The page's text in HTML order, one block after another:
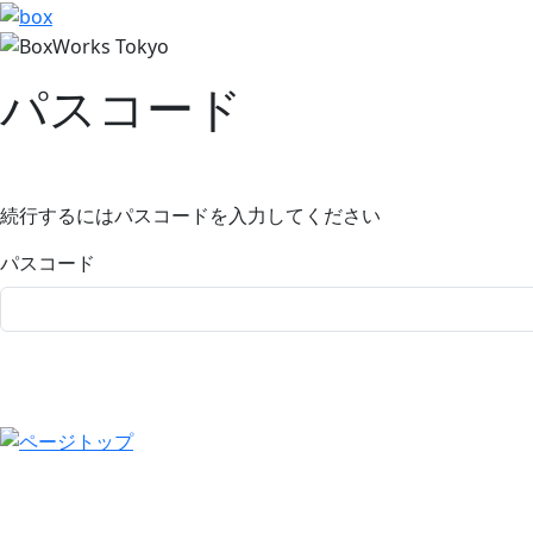
パスコード
続行するにはパスコードを入力してください
パスコード